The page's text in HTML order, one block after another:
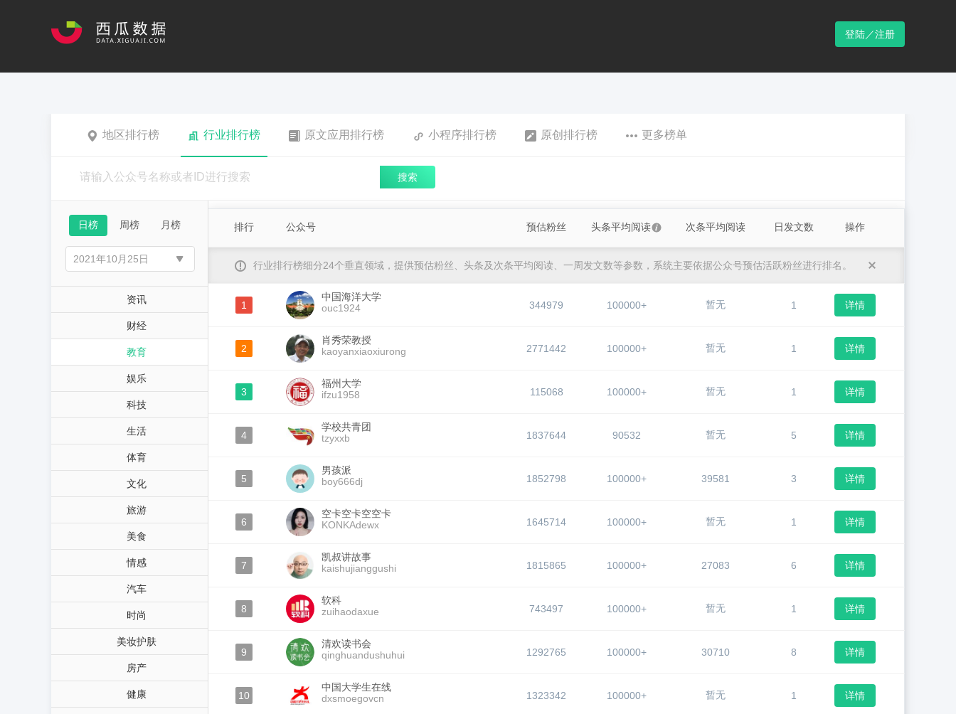
登陆／注册
地区排行榜 行业排行榜 原文应用排行榜 小程序排行榜 原创排行榜 更多榜单
搜索
日榜 周榜 月榜
资讯
财经
教育
娱乐
科技
生活
体育
文化
旅游
美食
情感
汽车
时尚
美妆护肤
房产
健康
排行 公众号 预估粉丝 头条平均阅读 次条平均阅读 日发文数 操作
行业排行榜细分24个垂直领域，提供预估粉丝、头条及次条平均阅读、一周发文数等参数，系统主要依据公众号预估活跃粉丝进行排名。
1
中国海洋大学
ouc1924
344979 100000+ 暂无 1 详情
2
肖秀荣教授
kaoyanxiaoxiurong
2771442 100000+ 暂无 1 详情
3
福州大学
ifzu1958
115068 100000+ 暂无 1 详情
4
学校共青团
tzyxxb
1837644 90532 暂无 5 详情
5
男孩派
boy666dj
1852798 100000+ 39581 3 详情
6
空卡空卡空空卡
KONKAdewx
1645714 100000+ 暂无 1 详情
7
凯叔讲故事
kaishujianggushi
1815865 100000+ 27083 6 详情
8
软科
zuihaodaxue
743497 100000+ 暂无 1 详情
9
清欢读书会
qinghuandushuhui
1292765 100000+ 30710 8 详情
10
中国大学生在线
dxsmoegovcn
1323342 100000+ 暂无 1 详情